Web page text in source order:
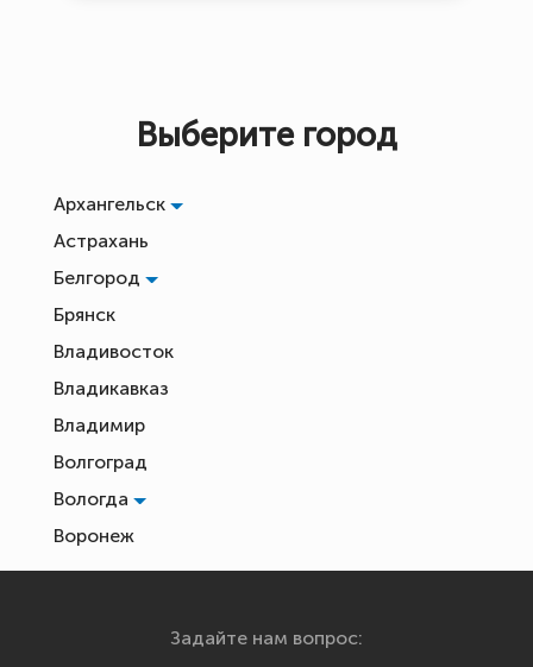
Выберите город
Архангельск
Астрахань
Белгород
Брянск
Владивосток
Владикавказ
Владимир
Волгоград
Вологда
Воронеж
Екатеринбург
Задайте нам вопрос: